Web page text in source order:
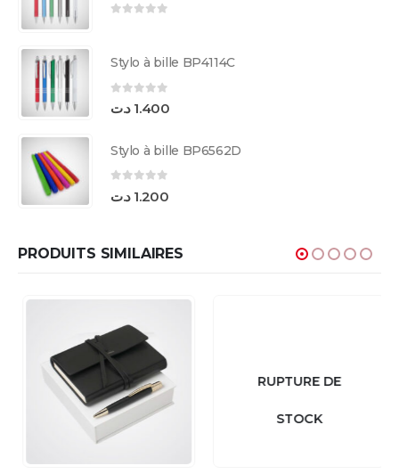
Stylo à bille BP4114C
1.400 د.ت
Stylo à bille BP6562D
1.200 د.ت
PRODUITS SIMILAIRES
RUPTURE DE
STOCK